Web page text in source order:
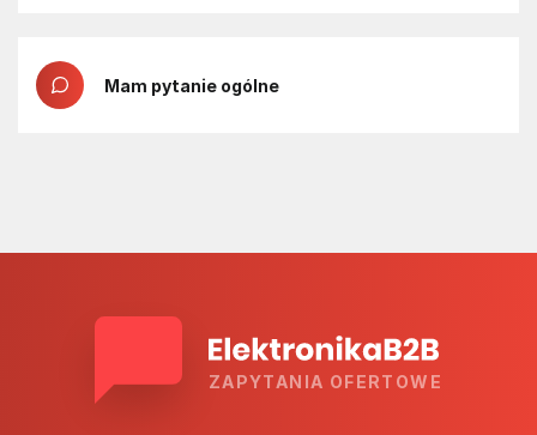
Mam pytanie ogólne
ZAPYTANIA OFERTOWE